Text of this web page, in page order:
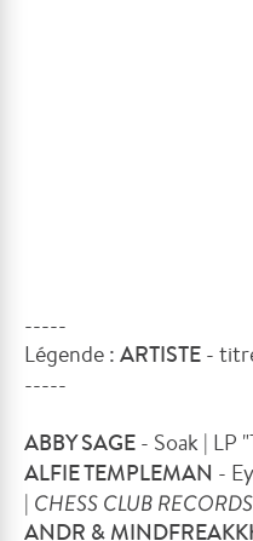
-----
Légende : ARTISTE -
-----
ABBY SAGE - Soak | LP
ALFIE TEMPLEMAN -
| CHESS CLUB
ANDR &